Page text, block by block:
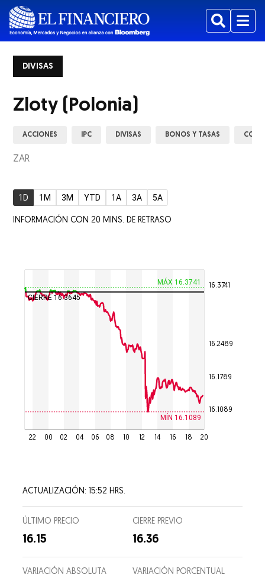
BuscarMenu
DIVISAS
Zloty (Polonia)
ACCIONES IPC DIVISAS BONOS Y TASAS
ZAR
1D 1M 3M YTD 1A 3A 5A
INFORMACIÓN CON 20 MINS. DE RETRASO
MÁX 16.3741
CIERRE 16.3645
MÍN 16.1089
22 00 02 04 06 08 10 12 14 16 18 20
16.1089
16.1789
16.2489
16.3741
ACTUALIZACIÓN: 15:52 HRS.
ÚLTIMO PRECIO
16.15
CIERRE PREVIO
16.36
VARIACIÓN ABSOLUTA VARIACIÓN PORCENTUAL